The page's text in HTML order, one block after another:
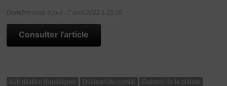
Dernière mise à jour : 7 avril 2022 à 15:16
Consulter l'article
Autorisation d'enseigner Décision du comité
Examen de la plainte